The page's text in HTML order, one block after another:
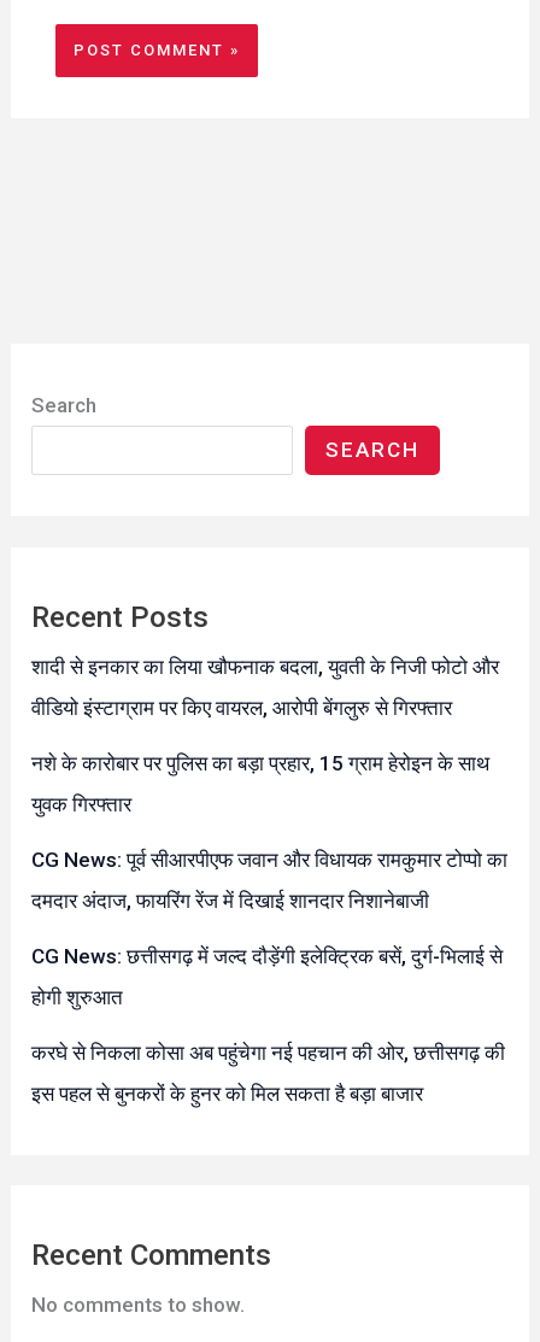
Search
SEARCH
Recent Posts
शादी से इनकार का लिया खौफनाक बदला, युवती के निजी फोटो और
वीडियो इंस्टाग्राम पर किए वायरल, आरोपी बेंगलुरु से गिरफ्तार
नशे के कारोबार पर पुलिस का बड़ा प्रहार, 15 ग्राम हेरोइन के साथ
युवक गिरफ्तार
CG News: पूर्व सीआरपीएफ जवान और विधायक रामकुमार टोप्पो का
दमदार अंदाज, फायरिंग रेंज में दिखाई शानदार निशानेबाजी
CG News: छत्तीसगढ़ में जल्द दौड़ेंगी इलेक्ट्रिक बसें, दुर्ग-भिलाई से
होगी शुरुआत
करघे से निकला कोसा अब पहुंचेगा नई पहचान की ओर, छत्तीसगढ़ की
इस पहल से बुनकरों के हुनर को मिल सकता है बड़ा बाजार
Recent Comments
No comments to show.